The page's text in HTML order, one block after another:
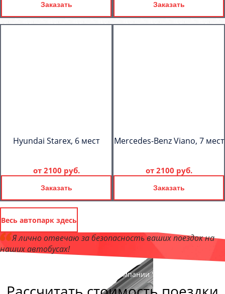
Заказать Заказать
Hyundai Starex, 6 мест
от 2100 руб.
Заказать
Mercedes-Benz Viano, 7 мест
от 2100 руб.
Заказать
Весь автопарк здесь
Я лично отвечаю за безопасность ваших поездок на
наших автобусах!
, директор компании "АрхангельскБас"